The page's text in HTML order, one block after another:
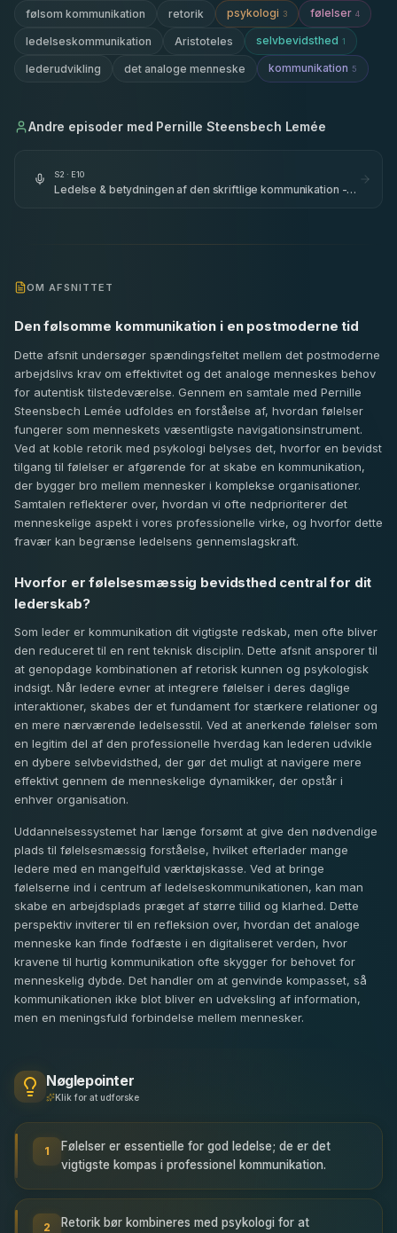
følsom kommunikation retorik psykologi 3 følelser 4
ledelseskommunikation Aristoteles selvbevidsthed 1
lederudvikling det analoge menneske kommunikation 5
Andre episoder med Pernille Steensbech Lemée
S2 · E10
Ledelse & betydningen af den skriftlige kommunikation -
OM AFSNITTET
Den følsomme kommunikation i en postmoderne tid
Dette afsnit undersøger spændingsfeltet mellem det postmoderne
arbejdslivs krav om effektivitet og det analoge menneskes behov
for autentisk tilstedeværelse. Gennem en samtale med Pernille
Steensbech Lemée udfoldes en forståelse af, hvordan følelser
fungerer som menneskets væsentligste navigationsinstrument.
Ved at koble retorik med psykologi belyses det, hvorfor en bevidst
tilgang til følelser er afgørende for at skabe en kommunikation,
der bygger bro mellem mennesker i komplekse organisationer.
Samtalen reflekterer over, hvordan vi ofte nedprioriterer det
menneskelige aspekt i vores professionelle virke, og hvorfor dette
fravær kan begrænse ledelsens gennemslagskraft.
Hvorfor er følelsesmæssig bevidsthed central for dit
lederskab?
Som leder er kommunikation dit vigtigste redskab, men ofte bliver
den reduceret til en rent teknisk disciplin. Dette afsnit ansporer til
at genopdage kombinationen af retorisk kunnen og psykologisk
indsigt. Når ledere evner at integrere følelser i deres daglige
interaktioner, skabes der et fundament for stærkere relationer og
en mere nærværende ledelsesstil. Ved at anerkende følelser som
en legitim del af den professionelle hverdag kan lederen udvikle
en dybere selvbevidsthed, der gør det muligt at navigere mere
effektivt gennem de menneskelige dynamikker, der opstår i
enhver organisation.
Uddannelsessystemet har længe forsømt at give den nødvendige
plads til følelsesmæssig forståelse, hvilket efterlader mange
ledere med en mangelfuld værktøjskasse. Ved at bringe
følelserne ind i centrum af ledelseskommunikationen, kan man
skabe en arbejdsplads præget af større tillid og klarhed. Dette
perspektiv inviterer til en refleksion over, hvordan det analoge
menneske kan finde fodfæste i en digitaliseret verden, hvor
kravene til hurtig kommunikation ofte skygger for behovet for
menneskelig dybde. Det handler om at genvinde kompasset, så
kommunikationen ikke blot bliver en udveksling af information,
men en meningsfuld forbindelse mellem mennesker.
Nøglepointer
Klik for at udforske
1
Følelser er essentielle for god ledelse; de er det
vigtigste kompas i professionel kommunikation.
2 Retorik bør kombineres med psykologi for at